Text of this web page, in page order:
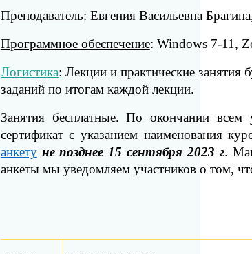
Преподаватель: Евгения Васильевна
Программное обеспечение: Windows7-11,
Логистика: Лекции и практические занятия
заданий по итогам каждой лекции.
Занятия бесплатные. По окончании всем
сертификат с указанием наименования
анкету не позднее 15 сентября 2023 г.
анкеты мы уведомляем участников о том,